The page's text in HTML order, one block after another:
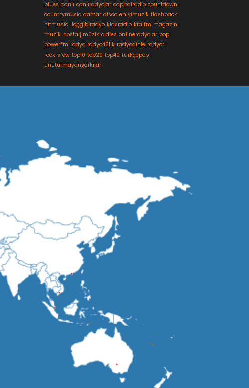
blues canlı canlıradyolar capitalradio countdown
countrymusic damar disco eniyimüzik flashback
hitmusic ilaçgibiradyo klasradio kralfm magazin
müzik nostaljimüzik oldies onlineradyolar pop
powerfm radyo radyo45lik radyodinle radyoti
rock slow top10 top20 top40 türkçepop
unutulmayanşarkılar